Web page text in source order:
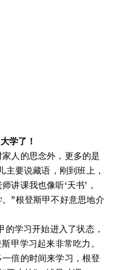
学了！
人的思念外，更多的是
主要说藏语，刚到班上，
讲课我也像听‘天书’，
”根登斯甲不好意思地介
的学习开始进入了状态，
甲学习起来非常吃力。
倍的时间来学习，根登